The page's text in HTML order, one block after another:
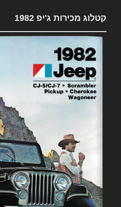
קטלוג מכירות ג'יפ 1982